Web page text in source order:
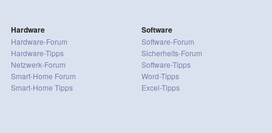
Hardware
Hardware-Forum
Hardware-Tipps
Netzwerk-Forum
Smart-Home Forum
Smart-Home Tipps
Software
Software-Forum
Sicherheits-Forum
Software-Tipps
Word-Tipps
Excel-Tipps